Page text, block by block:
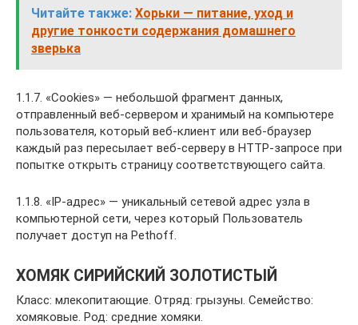
Читайте также: Хорьки — питание, уход и
другие тонкости содержания домашнего
зверька
1.1.7. «Cookies» — небольшой фрагмент данных,
отправленный веб-сервером и хранимый на компьютере
пользователя, который веб-клиент или веб-браузер
каждый раз пересылает веб-серверу в HTTP-запросе при
попытке открыть страницу соответствующего сайта.
1.1.8. «IP-адрес» — уникальный сетевой адрес узла в
компьютерной сети, через который Пользователь
получает доступ на Pethoff.
ХОМЯК СИРИЙСКИЙ ЗОЛОТИСТЫЙ
Класс: млекопитающие. Отряд: грызуны. Семейство:
хомяковые. Род: средние хомяки.